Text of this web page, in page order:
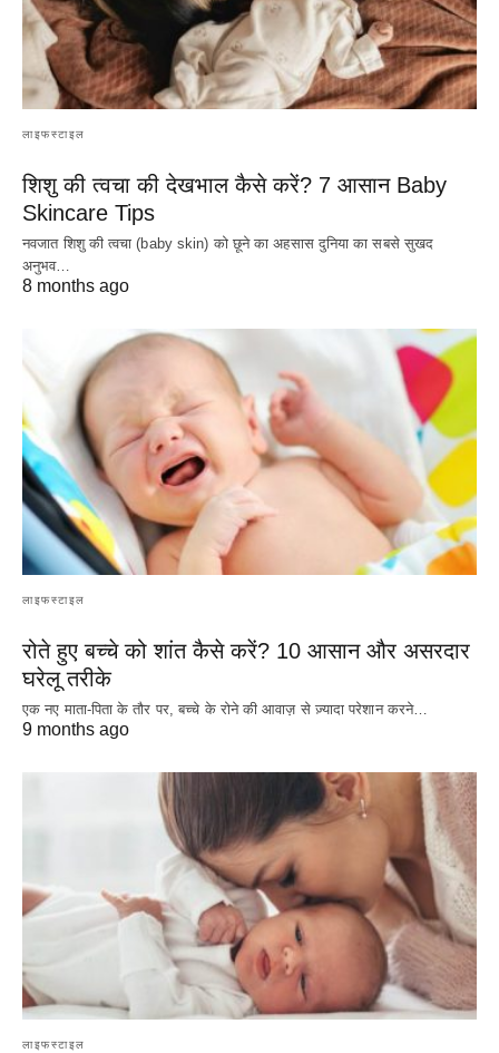
लाइफस्टाइल
शिशु की त्वचा की देखभाल कैसे करें? 7 आसान Baby
Skincare Tips
नवजात शिशु की त्वचा (baby skin) को छूने का अहसास दुनिया का सबसे सुखद
अनुभव…
8 months ago
लाइफस्टाइल
रोते हुए बच्चे को शांत कैसे करें? 10 आसान और असरदार
घरेलू तरीके
एक नए माता-पिता के तौर पर, बच्चे के रोने की आवाज़ से ज़्यादा परेशान करने…
9 months ago
लाइफस्टाइल